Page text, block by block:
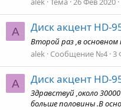
A Диск акцент HD-
Второй раз ,в основном
alek Сообщение №4 3
A Диск акцент HD-
Здравствуй ,около
больше половины .В